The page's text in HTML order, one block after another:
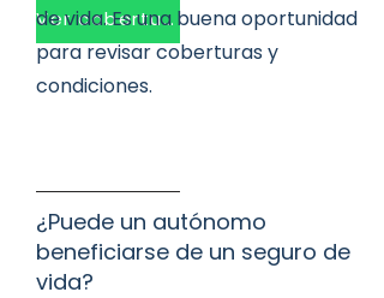
Ver coberturas
de vida. Es una buena oportunidad
para revisar coberturas y
condiciones.
¿Puede un autónomo
beneficiarse de un seguro de
vida?